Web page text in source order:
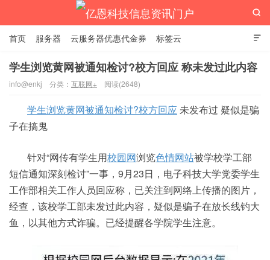

首页 服务器 云服务器优惠代金券 标签云

学生浏览黄网被通知检讨?校方回应 称未发过此内容
info@enkj 分类： 互联网+ 阅读(2648)
学生浏览黄网被通知检讨?校方回应未发布过 疑似是骗
子在搞鬼
针对“网传有学生用校园网浏览色情网站被学校学工部
短信通知深刻检讨”一事，9月23日，电子科技大学党委学生
工作部相关工作人员回应称，已关注到网络上传播的图片，
经查，该校学工部未发过此内容，疑似是骗子在放长线钓大
鱼，以其他方式诈骗。已经提醒各学院学生注意。